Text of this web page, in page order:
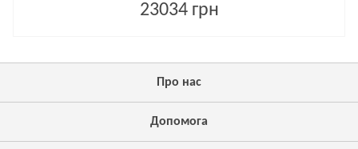
23034 грн
Про нас
Допомога